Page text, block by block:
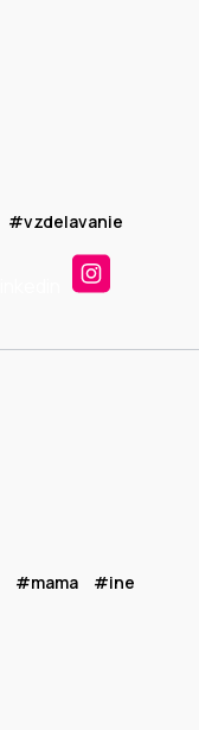
#vzdelavanie
#mama #ine